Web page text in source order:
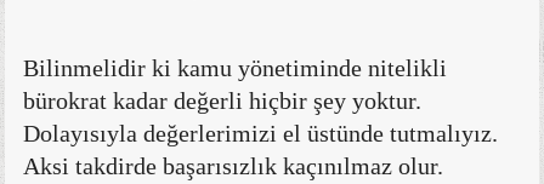
Bilinmelidir ki kamu yönetiminde nitelikli
bürokrat kadar değerli hiçbir şey yoktur.
Dolayısıyla değerlerimizi el üstünde tutmalıyız.
Aksi takdirde başarısızlık kaçınılmaz olur.